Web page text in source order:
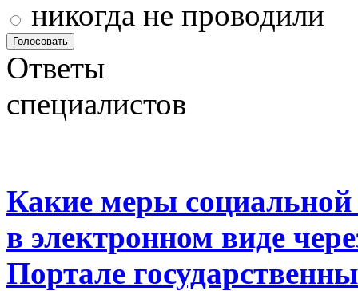
никогда не проводили
Ответы
специалистов
Какие меры
в электронном виде
Портале